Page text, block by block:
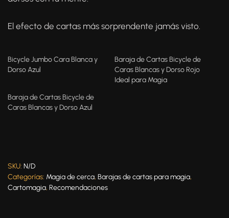
El efecto de cartas más sorprendente jamás visto.
Bicycle Jumbo Cara Blanca y
Dorso Azul
Baraja de Cartas Bicycle de
Caras Blancas y Dorso Rojo
Ideal para Magia
Baraja de Cartas Bicycle de
Caras Blancas y Dorso Azul
SKU: N/D
Categorías: Magia de cerca, Barajas de cartas para magia,
Cartomagia, Recomendaciones